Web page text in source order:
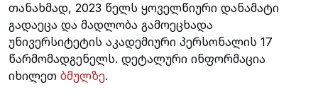
თანახმად, 2023 წელს ყოველწიური დანამატი
გადაეცა და მადლობა გამოეცხადა
უნივერსიტეტის აკადემიური პერსონალის 17
წარმომადგენელს. დეტალური ინფორმაცია
იხილეთ ბმულზე.